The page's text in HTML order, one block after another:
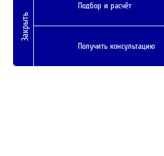
Закрыть
Подбор и расчёт
Получить консультацию